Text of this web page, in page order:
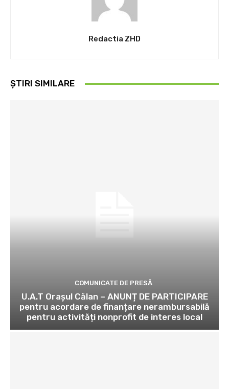
Redactia ZHD
ȘTIRI SIMILARE
COMUNICATE DE PRESĂ
U.A.T Orașul Călan – ANUNȚ DE PARTICIPARE
pentru acordare de finanțare nerambursabilă
pentru activități nonprofit de interes local